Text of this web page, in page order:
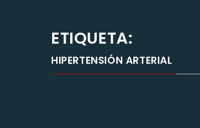
ETIQUETA:
HIPERTENSIÓN ARTERIAL